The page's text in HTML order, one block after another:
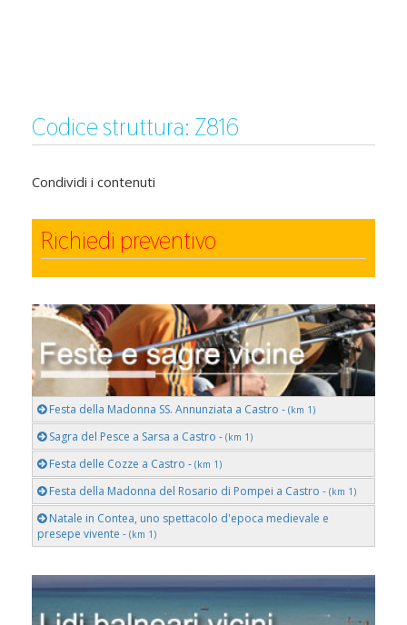
Codice struttura: Z816
Condividi i contenuti
Richiedi preventivo
Festa della Madonna SS. Annunziata a Castro - (km 1)
Sagra del Pesce a Sarsa a Castro - (km 1)
Festa delle Cozze a Castro - (km 1)
Festa della Madonna del Rosario di Pompei a Castro - (km 1)
Natale in Contea, uno spettacolo d'epoca medievale e
presepe vivente - (km 1)